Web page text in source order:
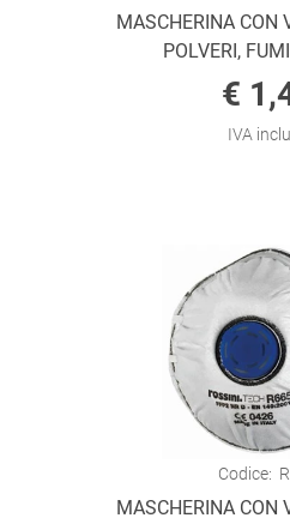
MASCHERINA CON
POLVERI,
€
IVA
Codice:
MASCHERINA CON